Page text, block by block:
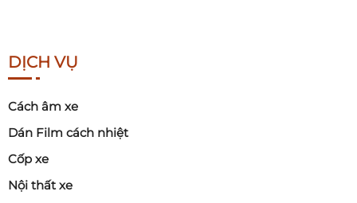
DỊCH VỤ
Cách âm xe
Dán Film cách nhiệt
Cốp xe
Nội thất xe